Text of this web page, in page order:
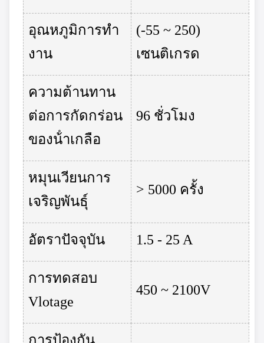
อุณหภูมิการทํา
งาน
(-55 ~ 250)
เซนติเกรด
ความต้านทาน
ต่อการกัดกร่อน
ของน้ําเกลือ
96 ชั่วโมง
หมุนเวียนการ
เจริญพันธุ์
> 5000 ครั้ง
อัตราปัจจุบัน 1.5 - 25 A
การทดสอบ
Vlotage
450 ~ 2100V